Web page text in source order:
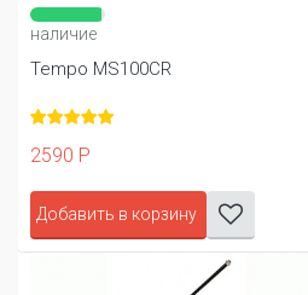
наличие
Tempo MS100CR
2590 Р
Добавить в корзину